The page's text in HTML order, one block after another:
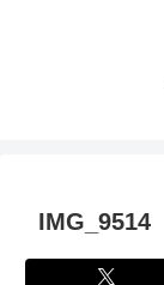
IMG_9514